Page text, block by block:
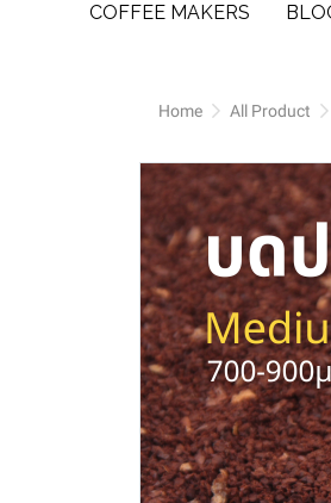
COFFEE MAKERS
Home All Product